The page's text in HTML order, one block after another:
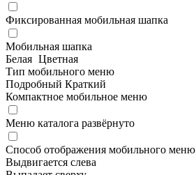
Фиксированная мобильная шапка
Мобильная шапка
Белая Цветная
Тип мобильного меню
Подробный Краткий
Компактное мобильное меню
Меню каталога развёрнуто
Способ отображения мобильного меню
Выдвигается слева